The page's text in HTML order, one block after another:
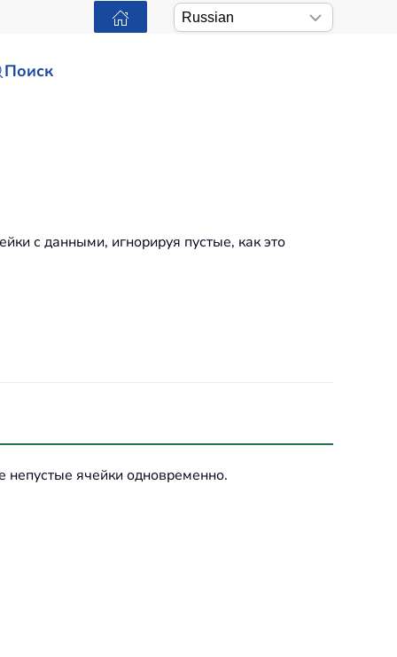
Поиск
с данными, игнорируя пустые, как это
ячейки одновременно.